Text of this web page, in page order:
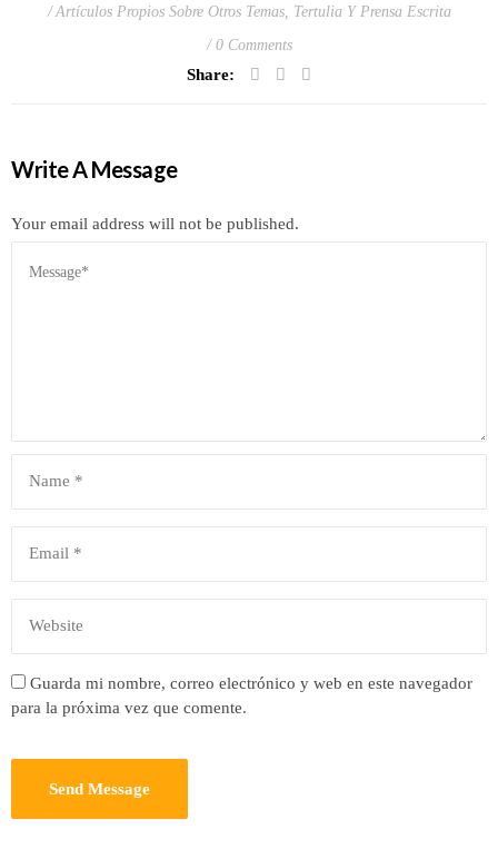
Artículos Propios Sobre Otros Temas, Tertulia Y Prensa Escrita
0 Comments
Share:
Write A Message
Your email address will not be published.
Guarda mi nombre, correo electrónico y web en este navegador
para la próxima vez que comente.